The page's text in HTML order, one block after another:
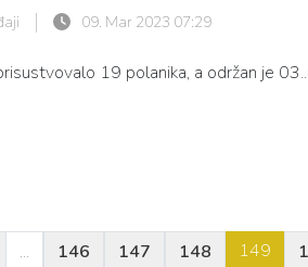
09. Mar 2023 07:29
19 polanika, a održan je
... 146 147 148 149